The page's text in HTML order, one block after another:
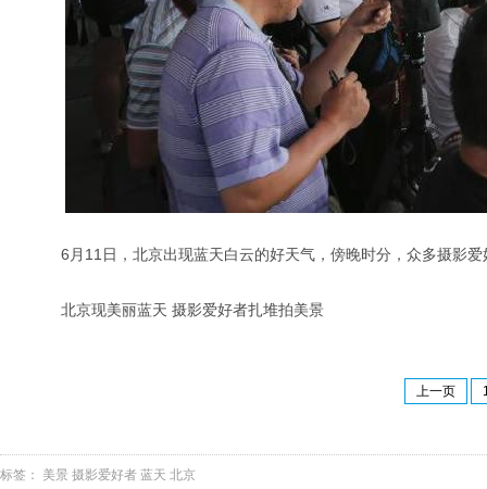
6月11日，北京出现蓝天白云的好天气，傍晚时分，众多摄影爱
北京现美丽蓝天 摄影爱好者扎堆拍美景
上一页
标签： 美景 摄影爱好者 蓝天 北京